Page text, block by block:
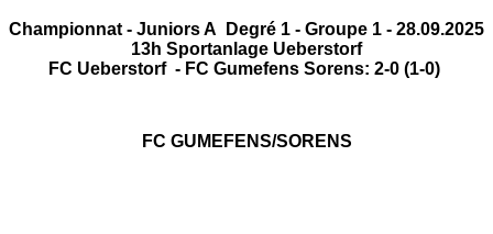
Championnat - Juniors A Degré 1 - Groupe 1 - 28.09.2025
13h Sportanlage Ueberstorf
FC Ueberstorf - FC Gumefens Sorens: 2-0 (1-0)
FC GUMEFENS/SORENS